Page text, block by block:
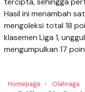
Hasil ini menambah
mengoleksi total 18
klasemen Liga 1,
mengumpulkan 17
Homepage
Olahraga